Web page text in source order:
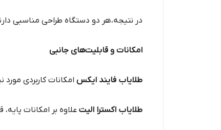
در نتیجه، هر دو دستگاه طراحی مناسبی
امکانات و قابلیت‌های جانبی
طلایاب فایند ایکس امکانات کاربردی مورد
طلایاب اکسترا الیت علاوه بر امکانات